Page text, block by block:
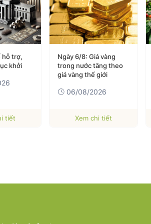
hỗ trợ,
khởi
tiết
Ngày 6/8: Giá vàng
trong nước tăng theo
giá vàng thế giới
06/08/2026
Xem chi tiết